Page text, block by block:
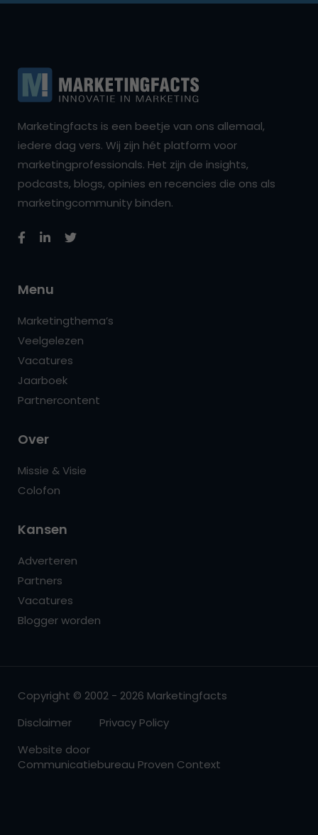
Marketingfacts is een beetje van ons allemaal,
iedere dag vers. Wij zijn hét platform voor
marketingprofessionals. Het zijn de insights,
podcasts, blogs, opinies en recencies die ons als
marketingcommunity binden.
Menu
Marketingthema’s
Veelgelezen
Vacatures
Jaarboek
Partnercontent
Over
Missie & Visie
Colofon
Kansen
Adverteren
Partners
Vacatures
Blogger worden
Copyright © 2002 - 2026 Marketingfacts
Disclaimer
Privacy Policy
Website door
Communicatiebureau Proven Context